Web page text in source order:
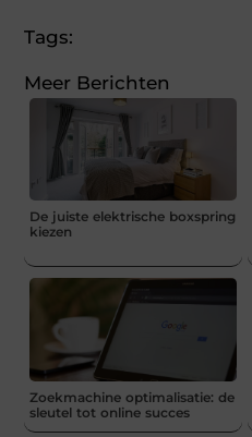
Tags:
Meer Berichten
De juiste elektrische boxspring
kiezen
Zoekmachine optimalisatie: de
sleutel tot online succes